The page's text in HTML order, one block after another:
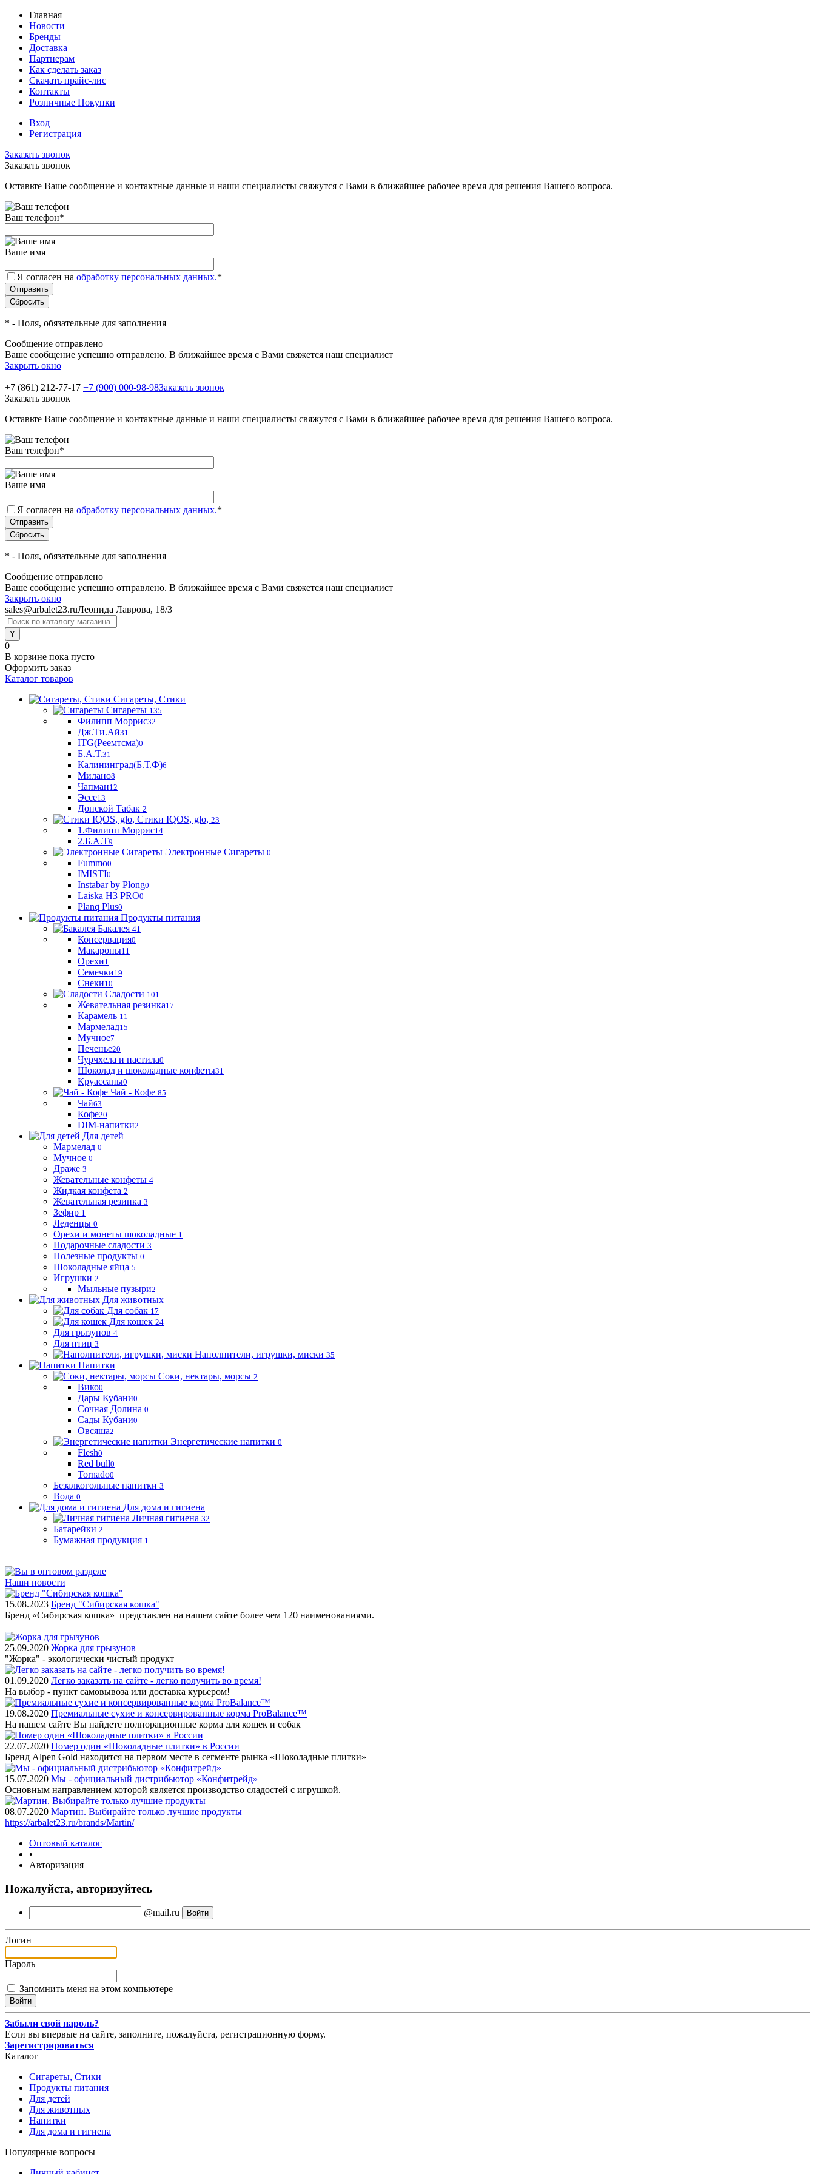
Главная
Новости
Бренды
Доставка
Партнерам
Как сделать заказ
Скачать прайс-лис
Контакты
Розничные Покупки
Вход
Регистрация
Заказать звонок
Заказать звонок
Оставьте Ваше сообщение и контактные данные и наши специалисты свяжутся с Вами в ближайшее рабочее время для решения Вашего вопроса.
Ваш телефон*
Ваше имя
Я согласен на обработку персональных данных.*
* - Поля, обязательные для заполнения
Сообщение отправлено
Ваше сообщение успешно отправлено. В ближайшее время с Вами свяжется наш специалист
Закрыть окно
+7 (861) 212-77-17 +7 (900) 000-98-98Заказать звонок
Заказать звонок
Оставьте Ваше сообщение и контактные данные и наши специалисты свяжутся с Вами в ближайшее рабочее время для решения Вашего вопроса.
Ваш телефон*
Ваше имя
Я согласен на обработку персональных данных.*
* - Поля, обязательные для заполнения
Сообщение отправлено
Ваше сообщение успешно отправлено. В ближайшее время с Вами свяжется наш специалист
Закрыть окно
sales@arbalet23.ruЛеонида Лаврова, 18/3
0
В корзине пока пусто
Оформить заказ
Каталог товаров
Сигареты, Стики
Сигареты 135
Филипп Моррис32
Дж.Ти.Ай31
ITG(Реемтсма)0
Б.А.Т.31
Калининград(Б.Т.Ф)6
Милано8
Чапман12
Эссе13
Донской Табак 2
Стики IQOS, glo, 23
1.Филипп Моррис14
2.Б.А.Т9
Электронные Сигареты 0
Fummo0
IMISTI0
Instabar by Plong0
Laiska H3 PRO0
Planq Plus0
Продукты питания
Бакалея 41
Консервация0
Макароны11
Орехи1
Семечки19
Снеки10
Сладости 101
Жевательная резинка17
Карамель 11
Мармелад15
Мучное7
Печенье20
Чурчхела и пастила0
Шоколад и шоколадные конфеты31
Круассаны0
Чай - Кофе 85
Чай63
Кофе20
DIM-напитки2
Для детей
Мармелад 0
Мучное 0
Драже 3
Жевательные конфеты 4
Жидкая конфета 2
Жевательная резинка 3
Зефир 1
Леденцы 0
Орехи и монеты шоколадные 1
Подарочные сладости 3
Полезные продукты 0
Шоколадные яйца 5
Игрушки 2
Мыльные пузыри2
Для животных
Для собак 17
Для кошек 24
Для грызунов 4
Для птиц 3
Наполнители, игрушки, миски 35
Напитки
Соки, нектары, морсы 2
Вико0
Дары Кубани0
Сочная Долина 0
Сады Кубани0
Овсяша2
Энергетические напитки 0
Flesh0
Red bull0
Tornado0
Безалкогольные напитки 3
Вода 0
Для дома и гигиена
Личная гигиена 32
Батарейки 2
Бумажная продукция 1
Наши новости
15.08.2023 Бренд "Сибирская кошка"
Бренд «Сибирская кошка» представлен на нашем сайте более чем 120 наименованиями.
25.09.2020 Жорка для грызунов
"Жорка" - экологически чистый продукт
01.09.2020 Легко заказать на сайте - легко получить во время!
На выбор - пункт самовывоза или доставка курьером!
19.08.2020 Премиальные сухие и консервированные корма ProBalance™
На нашем сайте Вы найдете полнорационные корма для кошек и собак
22.07.2020 Номер один «Шоколадные плитки» в России
Бренд Alpen Gold находится на первом месте в сегменте рынка «Шоколадные плитки»
15.07.2020 Мы - официальный дистрибьютор «Конфитрейд»
Основным направлением которой является производство сладостей с игрушкой.
08.07.2020 Мартин. Выбирайте только лучшие продукты
https://arbalet23.ru/brands/Martin/
Оптовый каталог
•
Авторизация
Пожалуйста, авторизуйтесь
@mail.ru
Логин
Пароль
Запомнить меня на этом компьютере
Забыли свой пароль?
Если вы впервые на сайте, заполните, пожалуйста, регистрационную форму.
Зарегистрироваться
Каталог
Сигареты, Стики
Продукты питания
Для детей
Для животных
Напитки
Для дома и гигиена
Популярные вопросы